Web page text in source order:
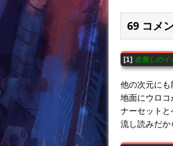
69 コメ
[1] 名無しのイ
他の次元にも
地面にウロ
ナーセット
流し読みだ